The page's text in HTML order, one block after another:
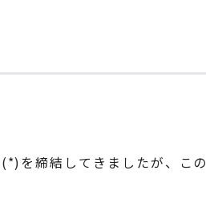
を締結してきましたが、この